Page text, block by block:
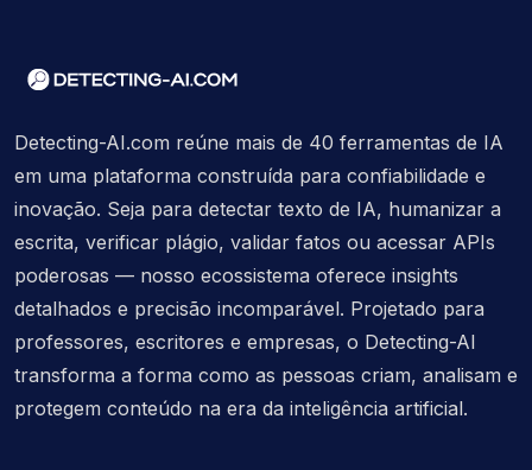
Detecting-AI.com reúne mais de 40 ferramentas de IA
em uma plataforma construída para confiabilidade e
inovação. Seja para detectar texto de IA, humanizar a
escrita, verificar plágio, validar fatos ou acessar APIs
poderosas — nosso ecossistema oferece insights
detalhados e precisão incomparável. Projetado para
professores, escritores e empresas, o Detecting-AI
transforma a forma como as pessoas criam, analisam e
protegem conteúdo na era da inteligência artificial.